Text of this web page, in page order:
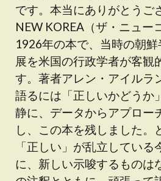
です。本当にありがとうご
NEW KOREA（ザ・ニュー
1926年の本で、当時の朝
展を米国の行政学者が客観
す。著者アレン・アイルラ
語るには「正しいかどうか
静に、データからアプロー
し、この本を残しました。
「正しい」が乱立している
に、新しい示唆するものは